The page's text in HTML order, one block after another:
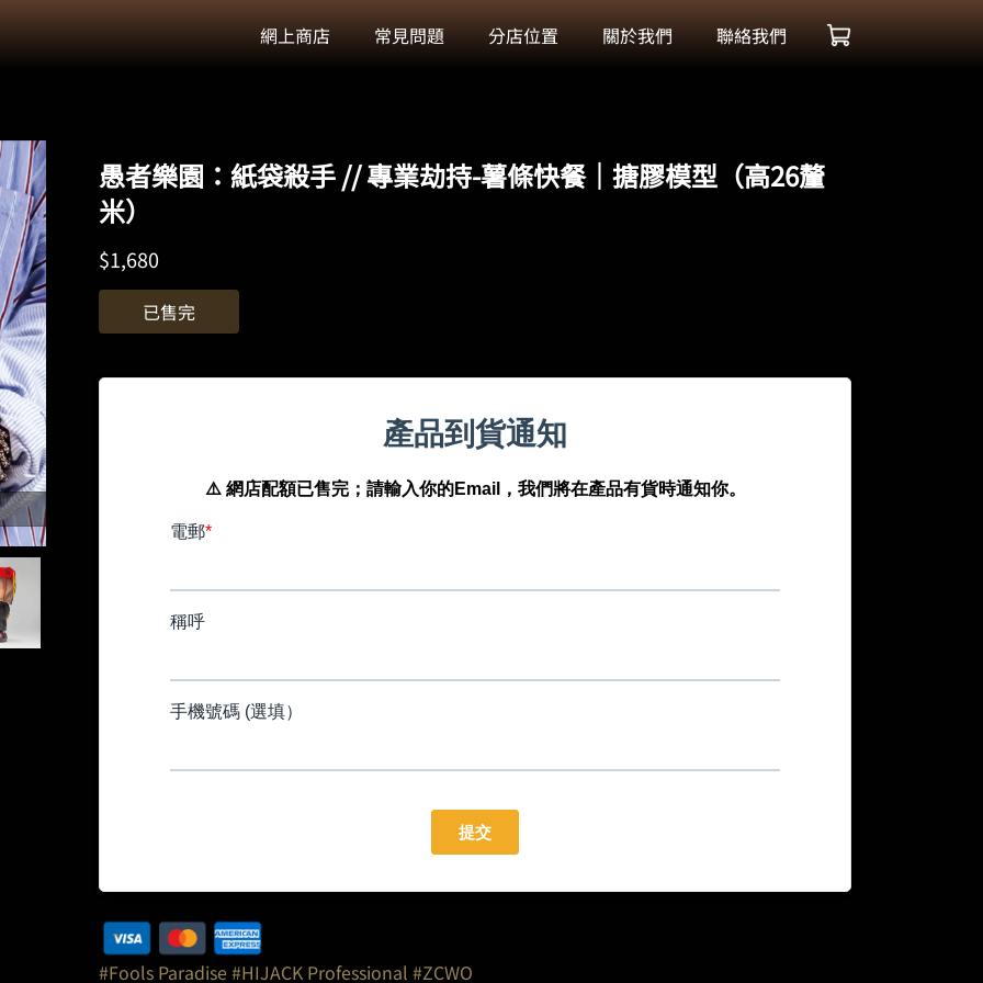
網上商店 常見問題 分店位置 關於我們 聯絡我們
愚者樂園：紙袋殺手 // 專業劫持-薯條快餐｜搪膠模型（高26釐
米）
$1,680
已售完
#Fools Paradise#HIJACK Professional #ZCWO